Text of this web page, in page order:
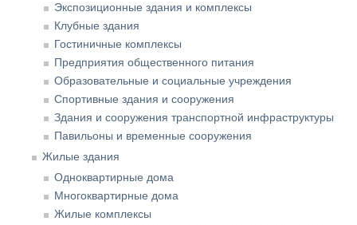
Экспозиционные здания и комплексы
Клубные здания
Гостиничные комплексы
Предприятия общественного питания
Образовательные и социальные учреждения
Спортивные здания и сооружения
Здания и сооружения транспортной инфраструктуры
Павильоны и временные сооружения
Жилые здания
Одноквартирные дома
Многоквартирные дома
Жилые комплексы